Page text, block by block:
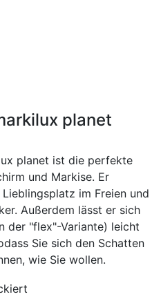
planet
planet ist die perfekte
und Markise. Er
im Freien und
Außerdem lässt er sich
der "flex"-Variante) leicht
Sie sich den Schatten
wie Sie wollen.